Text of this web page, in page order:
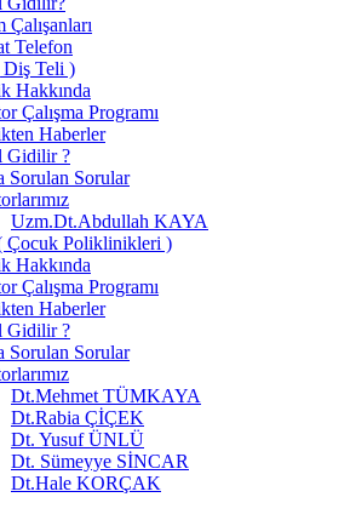
Çalışanları
Telefon
Teli )
Hakkında
Çalışma Programı
Haberler
Gidilir ?
Sorulan Sorular
Uzm.Dt.Abdullah KAYA
Çocuk Poliklinikleri )
Hakkında
Çalışma Programı
Haberler
Gidilir ?
Sorulan Sorular
Dt.Mehmet TÜMKAYA
Dt.Rabia ÇİÇEK
Dt. Yusuf ÜNLÜ
Dt. Sümeyye SİNCAR
Dt.Hale KORÇAK